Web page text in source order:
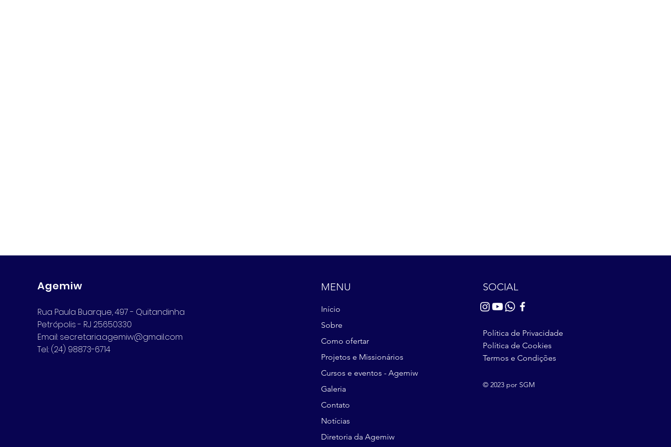
Agemiw
Rua Paula Buarque, 497 - Quitandinha
Petrópolis - RJ 25650330
Email: secretaria.agemiw@gmail.com
Tel.: (24) 98873-6714
MENU
Início
Sobre
Como ofertar
Projetos e Missionários
Cursos e eventos - Agemiw
Galeria
Contato
Notícias
Diretoria da Agemiw
SOCIAL
Política de Privacidade
Política de Cookies
Termos e Condições
© 2023 por SGM